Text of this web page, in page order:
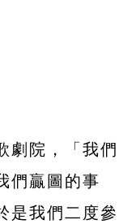
劇院，「我們
們贏圖的事
是我們二度參